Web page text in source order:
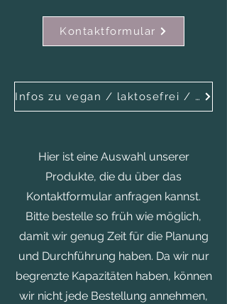
Kontaktformular
Infos zu vegan / laktosefrei / glutenreduziert / zuckerfrei
Hier ist eine Auswahl unserer
Produkte, die du über das
Kontaktformular anfragen kannst.
Bitte bestelle so früh wie möglich,
damit wir genug Zeit für die Planung
und Durchführung haben. Da wir nur
begrenzte Kapazitäten haben, können
wir nicht jede Bestellung annehmen,